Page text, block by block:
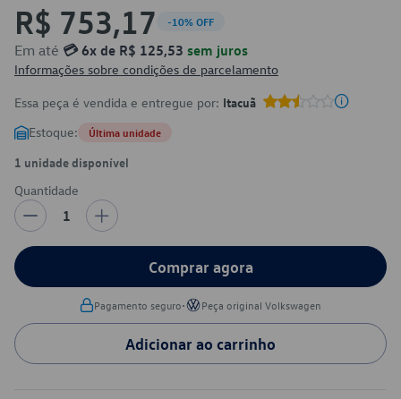
R$ 753,17 -10% OFF
Em até 💳 6x de R$ 125,53 sem juros
Informações sobre condições de parcelamento
Essa peça é vendida e entregue por: Itacuã
Estoque: Última unidade
1 unidade disponível
Quantidade
1
Comprar agora
Pagamento seguro• Peça original Volkswagen
Adicionar ao carrinho